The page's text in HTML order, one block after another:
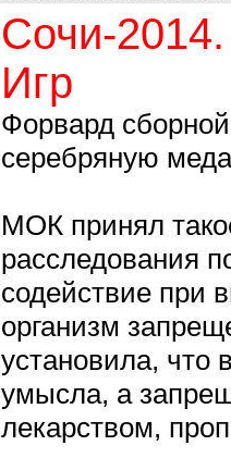
Сочи-
Игр
Форвард
серебряную
МОК принял
расследования
содействие при
организм
установила, что
умысла, а
лекарством,